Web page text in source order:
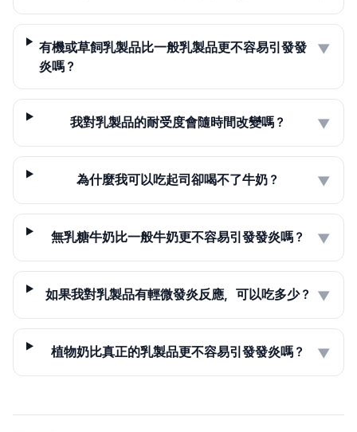
有機或草飼乳製品比一般乳製品更不容易引發發
炎嗎？
▼
我對乳製品的耐受度會隨時間改變嗎？ ▼
為什麼我可以吃起司卻喝不了牛奶？ ▼
無乳糖牛奶比一般牛奶更不容易引發發炎嗎？ ▼
如果我對乳製品有輕微發炎反應，可以吃多少？ ▼
植物奶比真正的乳製品更不容易引發發炎嗎？ ▼